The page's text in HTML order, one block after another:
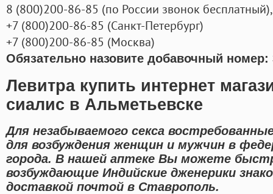
8 (800)200-86-85 (по России звонок бесплатный),
+7 (800)200-86-85 (Санкт-Петербург)
+7 (800)200-86-85 (Москва)
Обязательно назовите добавочный номер:
Левитра купить интернет
сиалис в Альметьевске
Для незабываемого секса
для возбуждения женщин и мужчин в
города. В нашей аптеке Вы можете
возбуждающие Индийские дженерики
доставкой почтой в Ставрополь.